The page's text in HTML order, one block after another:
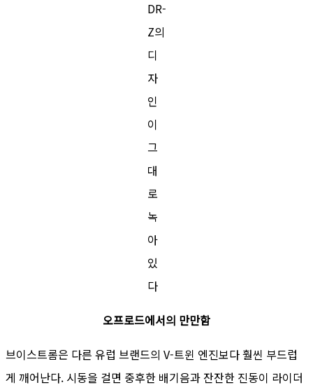
DR-
Z의
디
자
인
이
그
대
로
녹
아
있
다
오프로드에서의 만만함
브이스트롬은 다른 유럽 브랜드의 V-트윈 엔진보다 훨씬 부드럽
게 깨어난다. 시동을 걸면 중후한 배기음과 잔잔한 진동이 라이더